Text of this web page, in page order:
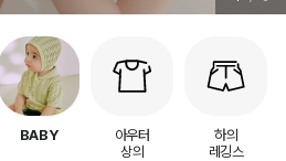
BABY
아우터
상의
하의
레깅스